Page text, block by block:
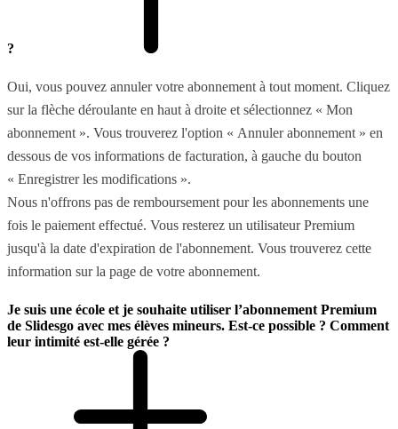
?
Oui, vous pouvez annuler votre abonnement à tout moment. Cliquez
sur la flèche déroulante en haut à droite et sélectionnez « Mon
abonnement ». Vous trouverez l'option « Annuler abonnement » en
dessous de vos informations de facturation, à gauche du bouton
« Enregistrer les modifications ».
Nous n'offrons pas de remboursement pour les abonnements une
fois le paiement effectué. Vous resterez un utilisateur Premium
jusqu'à la date d'expiration de l'abonnement. Vous trouverez cette
information sur la page de votre abonnement.
Je suis une école et je souhaite utiliser l’abonnement Premium
de Slidesgo avec mes élèves mineurs. Est-ce possible ? Comment
leur intimité est-elle gérée ?